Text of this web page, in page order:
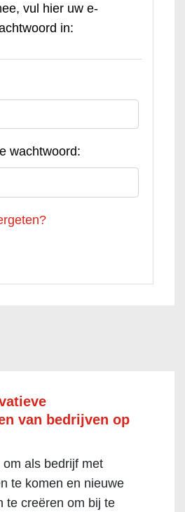
vul hier uw e-
in:
wachtwoord:
van bedrijven op
als bedrijf met
te komen en nieuwe
te creëren om bij te